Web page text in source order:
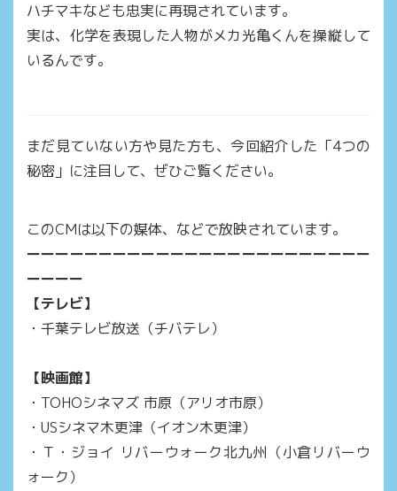
ハチマキなども忠実に再現されています。
実は、化学を表現した人物がメカ光亀くんを操縦して
いるんです。
まだ見ていない方や見た方も、今回紹介した「4つの
秘密」に注目して、ぜひご覧ください。
このCMは以下の媒体、などで放映されています。
ーーーーーーーーーーーーーーーーーーーーーーーー
ーーーー
【テレビ】
・千葉テレビ放送（チバテレ）
【映画館】
・TOHOシネマズ 市原（アリオ市原）
・USシネマ木更津（イオン木更津）
・Ｔ・ジョイ リバーウォーク北九州（小倉リバーウ
ォーク）